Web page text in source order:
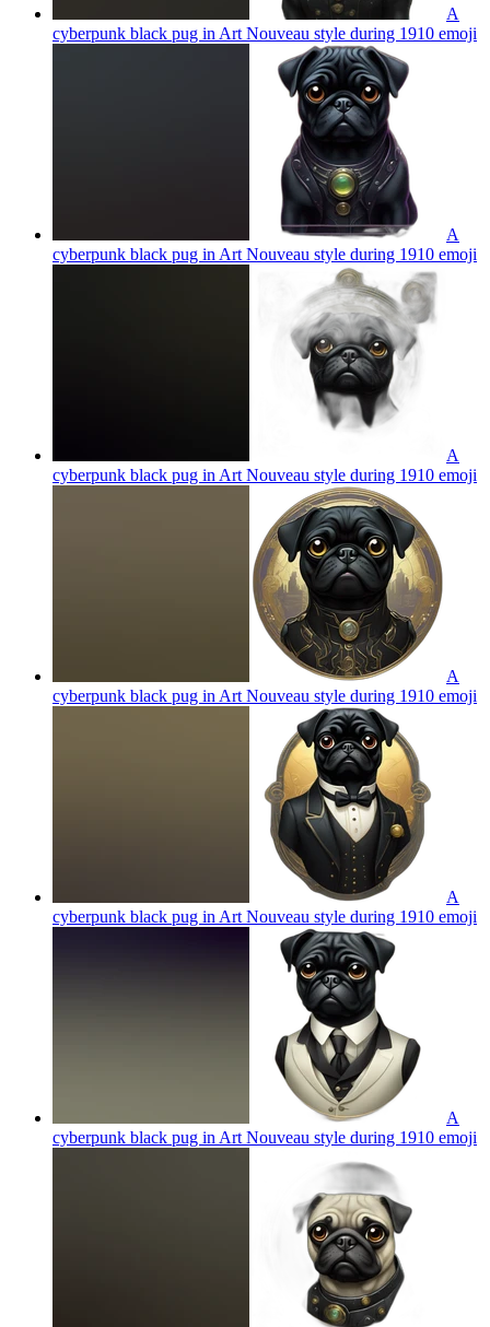
A
cyberpunk black pug in Art Nouveau style during 1910 emoji
A
cyberpunk black pug in Art Nouveau style during 1910 emoji
A
cyberpunk black pug in Art Nouveau style during 1910 emoji
A
cyberpunk black pug in Art Nouveau style during 1910 emoji
A
cyberpunk black pug in Art Nouveau style during 1910 emoji
A
cyberpunk black pug in Art Nouveau style during 1910 emoji